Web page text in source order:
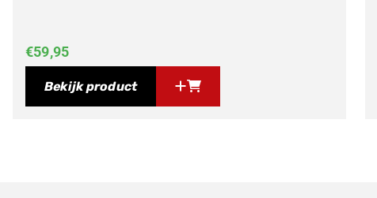
€59,95
Bekijk product